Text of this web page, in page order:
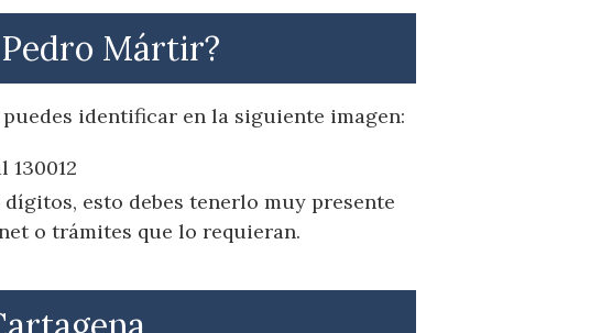
Mártir?
identificar en la siguiente imagen:
esto debes tenerlo muy presente
o trámites que lo requieran.